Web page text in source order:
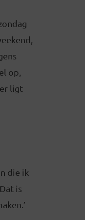
op,
ligt
die ik
is